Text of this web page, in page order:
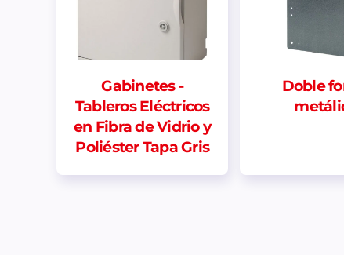
Gabinetes -
Tableros Eléctricos
en Fibra de Vidrio y
Poliéster Tapa Gris
Doble